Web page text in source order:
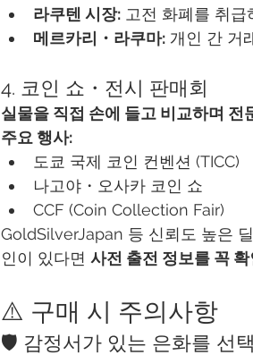
라쿠텐 시장: 고전 화폐를 취
메르카리・라쿠마: 개인 간 거
4. 코인 쇼・전시 판매회
실물을 직접 손에 들고 비교하며 전
주요 행사:
도쿄 국제 코인 컨벤션 (TICC)
나고야・오사카 코인 쇼
CCF (Coin Collection Fair)
GoldSilverJapan 등 신뢰도 높은
인이 있다면 사전 출전 정보를 꼭 확
⚠️ 구매 시 주의사항
🛡 감정서가 있는 은화를 선